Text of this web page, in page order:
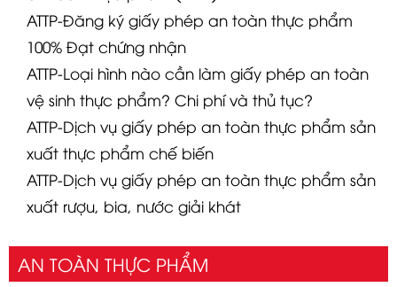
ATTP-Đăng ký giấy phép an toàn thực phẩm
100% Đạt chứng nhận
ATTP-Loại hình nào cần làm giấy phép an toàn
vệ sinh thực phẩm? Chi phí và thủ tục?
ATTP-Dịch vụ giấy phép an toàn thực phẩm sản
xuất thực phẩm chế biến
ATTP-Dịch vụ giấy phép an toàn thực phẩm sản
xuất rượu, bia, nước giải khát
AN TOÀN THỰC PHẨM